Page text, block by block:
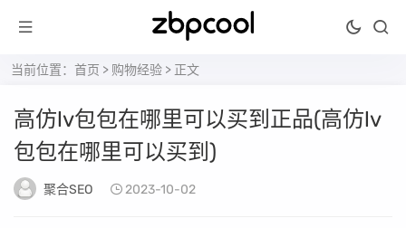
当前位置： 首页 > 购物经验 > 正文
高仿lv包包在哪里可以买到正品(高仿lv
包包在哪里可以买到)
聚合SEO 2023-10-02